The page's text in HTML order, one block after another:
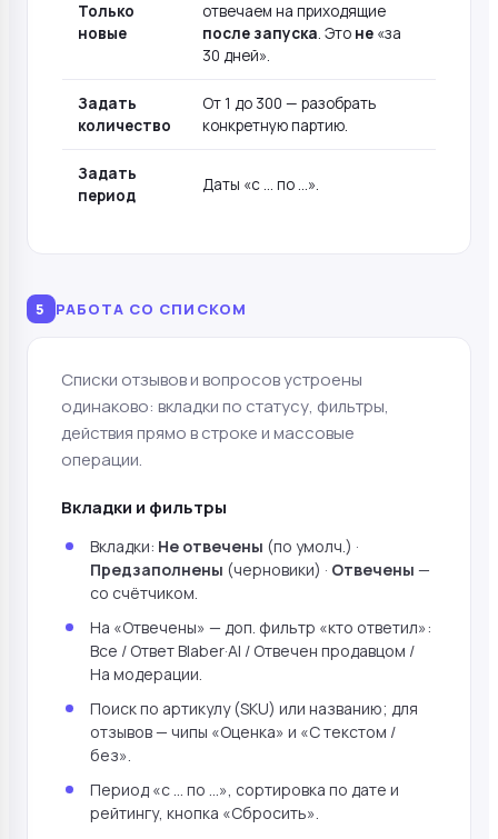
Только
новые
отвечаем на приходящие
после запуска. Это не «за
30 дней».
Задать
количество
От 1 до 300 — разобрать
конкретную партию.
Задать
период
Даты «с … по …».
5 РАБОТА СО СПИСКОМ
Списки отзывов и вопросов устроены
одинаково: вкладки по статусу, фильтры,
действия прямо в строке и массовые
операции.
Вкладки и фильтры
Вкладки: Не отвечены (по умолч.) ·
Предзаполнены (черновики) · Отвечены —
со счётчиком.
На «Отвечены» — доп. фильтр «кто ответил»:
Все / Ответ Blaber·AI / Отвечен продавцом /
На модерации.
Поиск по артикулу (SKU) или названию; для
отзывов — чипы «Оценка» и «С текстом /
без».
Период «с … по …», сортировка по дате и
рейтингу, кнопка «Сбросить».